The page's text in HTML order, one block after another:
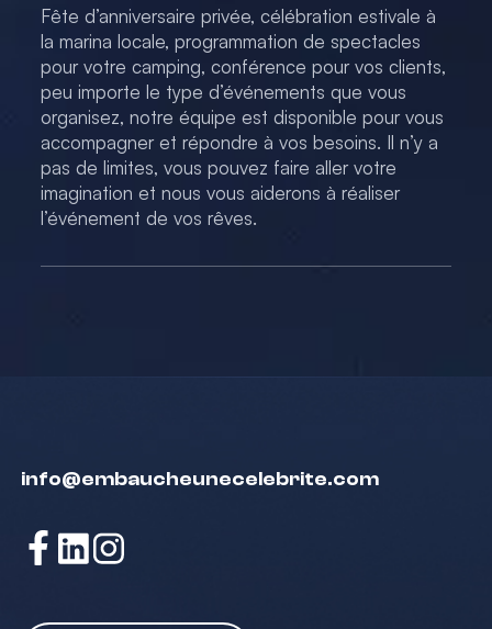
Fête d’anniversaire privée, célébration estivale à
la marina locale, programmation de spectacles
pour votre camping, conférence pour vos clients,
peu importe le type d’événements que vous
organisez, notre équipe est disponible pour vous
accompagner et répondre à vos besoins. Il n’y a
pas de limites, vous pouvez faire aller votre
imagination et nous vous aiderons à réaliser
l’événement de vos rêves.
info@embaucheunecelebrite.com